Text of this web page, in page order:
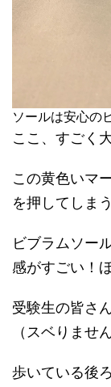
ソールは安心の
ここ、すごく大
この黄色いマ
を押してしま
ビブラムソー
感がすごい！
受験生の皆さ
（スベりませ
歩いている後